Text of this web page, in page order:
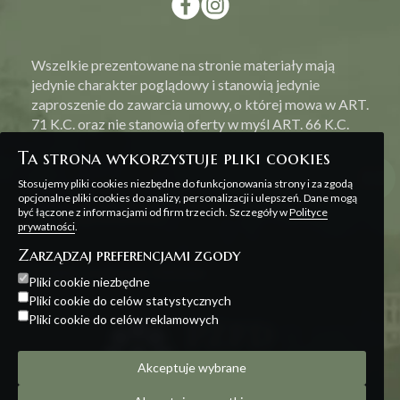
Wszelkie prezentowane na stronie materiały mają
jedynie charakter poglądowy i stanowią jedynie
zaproszenie do zawarcia umowy, o której mowa w ART.
71 K.C. oraz nie stanowią oferty w myśl ART. 66 K.C.
Polityka prywatności
Ta strona wykorzystuje pliki cookies
Stosujemy pliki cookies niezbędne do funkcjonowania strony i za zgodą
opcjonalne pliki cookies do analizy, personalizacji i ulepszeń. Dane mogą
być łączone z informacjami od firm trzecich. Szczegóły wPolityce
prywatności.
Zarządzaj preferencjami zgody
Pliki cookie niezbędne
Pliki cookie do celów statystycznych
Pliki cookie do celów reklamowych
Akceptuje wybrane